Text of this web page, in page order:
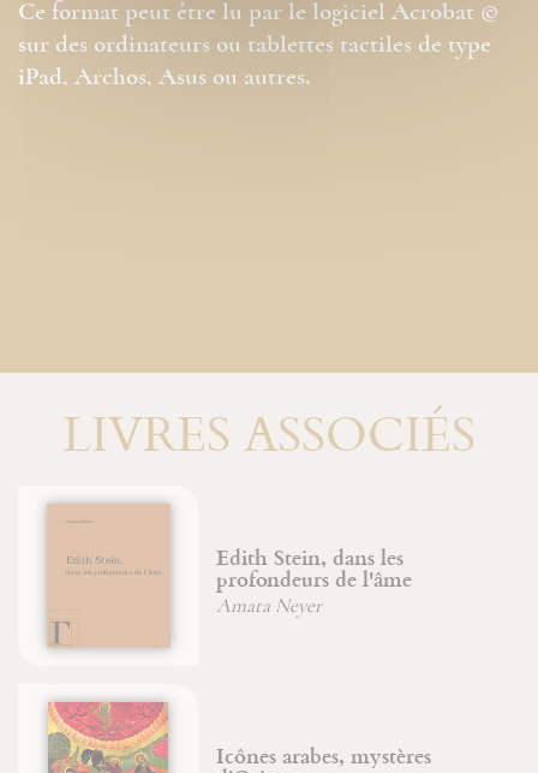
Ce format peut être lu par le logiciel Acrobat ©
sur des ordinateurs ou tablettes tactiles de type
iPad, Archos, Asus ou autres.
LIVRES ASSOCIÉS
Edith Stein, dans les
profondeurs de l'âme
Icônes arabes, mystères